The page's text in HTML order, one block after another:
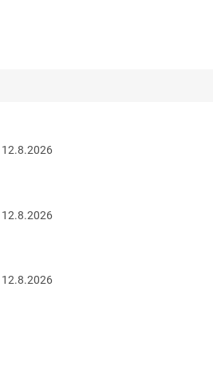
12.8.2026
12.8.2026
12.8.2026